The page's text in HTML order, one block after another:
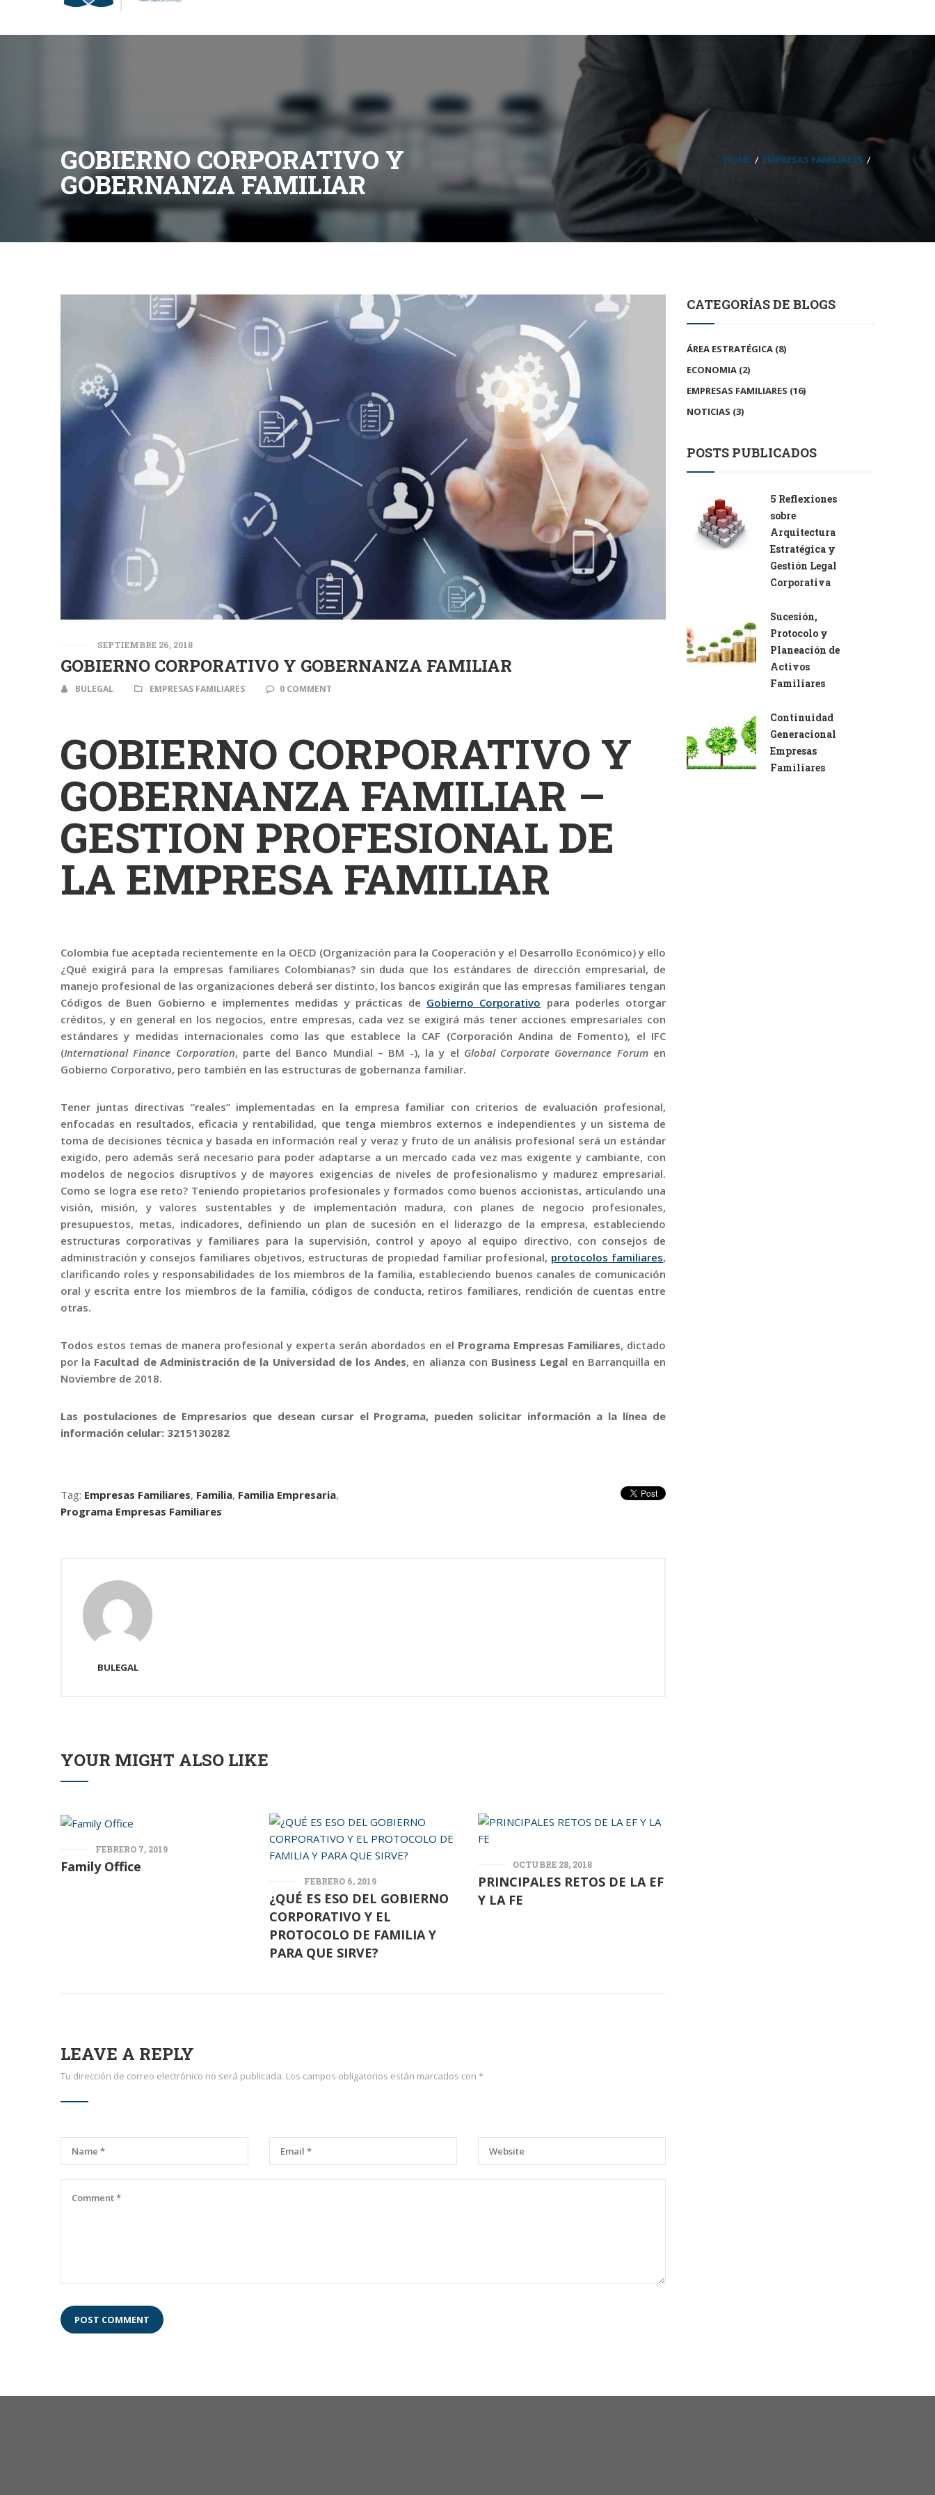
GOBIERNO CORPORATIVO Y
GOBERNANZA FAMILIAR
HOME EMPRESAS FAMILIARES
SEPTIEMBRE 26, 2018
GOBIERNO CORPORATIVO Y GOBERNANZA FAMILIAR
BULEGAL EMPRESAS FAMILIARES 0 COMMENT
GOBIERNO CORPORATIVO Y
GOBERNANZA FAMILIAR –
GESTION PROFESIONAL DE
LA EMPRESA FAMILIAR
Colombia fue aceptada recientemente en la OECD (Organización para la Cooperación y el Desarrollo Económico) y ello
¿Qué exigirá para la empresas familiares Colombianas? sin duda que los estándares de dirección empresarial, de
manejo profesional de las organizaciones deberá ser distinto, los bancos exigirán que las empresas familiares tengan
Códigos de Buen Gobierno e implementes medidas y prácticas de Gobierno Corporativo para poderles otorgar
créditos, y en general en los negocios, entre empresas, cada vez se exigirá más tener acciones empresariales con
estándares y medidas internacionales como las que establece la CAF (Corporación Andina de Fomento), el IFC
(International Finance Corporation, parte del Banco Mundial – BM -), la y el Global Corporate Governance Forum en
Gobierno Corporativo, pero también en las estructuras de gobernanza familiar.
Tener juntas directivas “reales” implementadas en la empresa familiar con criterios de evaluación profesional,
enfocadas en resultados, eficacia y rentabilidad, que tenga miembros externos e independientes y un sistema de
toma de decisiones técnica y basada en información real y veraz y fruto de un análisis profesional será un estándar
exigido, pero además será necesario para poder adaptarse a un mercado cada vez mas exigente y cambiante, con
modelos de negocios disruptivos y de mayores exigencias de niveles de profesionalismo y madurez empresarial.
Como se logra ese reto? Teniendo propietarios profesionales y formados como buenos accionistas, articulando una
visión, misión, y valores sustentables y de implementación madura, con planes de negocio profesionales,
presupuestos, metas, indicadores, definiendo un plan de sucesión en el liderazgo de la empresa, estableciendo
estructuras corporativas y familiares para la supervisión, control y apoyo al equipo directivo, con consejos de
administración y consejos familiares objetivos, estructuras de propiedad familiar profesional, protocolos familiares,
clarificando roles y responsabilidades de los miembros de la familia, estableciendo buenos canales de comunicación
oral y escrita entre los miembros de la familia, códigos de conducta, retiros familiares, rendición de cuentas entre
otras.
Todos estos temas de manera profesional y experta serán abordados en el Programa Empresas Familiares, dictado
por la Facultad de Administración de la Universidad de los Andes, en alianza con Business Legal en Barranquilla en
Noviembre de 2018.
Las postulaciones de Empresarios que desean cursar el Programa, pueden solicitar información a la línea de
información celular: 3215130282
Tag: Empresas Familiares, Familia, Familia Empresaria,
Programa Empresas Familiares
BULEGAL
YOUR MIGHT ALSO LIKE
FEBRERO 7, 2019
Family Office
FEBRERO 6, 2019
¿QUÉ ES ESO DEL GOBIERNO
CORPORATIVO Y EL
PROTOCOLO DE FAMILIA Y
PARA QUE SIRVE?
OCTUBRE 28, 2018
PRINCIPALES RETOS DE LA EF
Y LA FE
LEAVE A REPLY
Tu dirección de correo electrónico no será publicada. Los campos obligatorios están marcados con *
CATEGORÍAS DE BLOGS
ÁREA ESTRATÉGICA (8)
ECONOMIA (2)
EMPRESAS FAMILIARES (16)
NOTICIAS (3)
POSTS PUBLICADOS
5 Reflexiones
sobre
Arquitectura
Estratégica y
Gestión Legal
Corporativa
Sucesión,
Protocolo y
Planeación de
Activos
Familiares
Continuidad
Generacional
Empresas
Familiares